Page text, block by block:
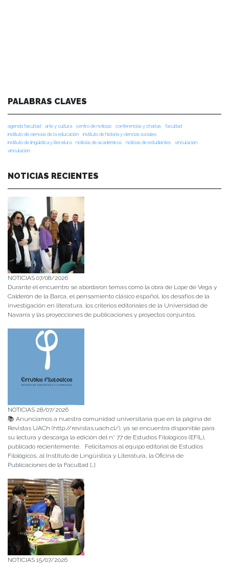
PALABRAS CLAVES
agenda facultad arte y cultura centro de noticias conferencias y charlas
facultad
instituto de ciencias de la educación
instituto de historia y ciencias sociales
instituto de lingüística y literatura
noticias de académicos noticias de estudiantes
vinculacion
vinculación
NOTICIAS RECIENTES
NOTICIAS 07/08/2026
Durante el encuentro se abordaron temas como la obra de Lope de Vega y
Calderón de la Barca, el pensamiento clásico español, los desafíos de la
investigación en literatura, los criterios editoriales de la Universidad de
Navarra y las proyecciones de publicaciones y proyectos conjuntos.
NOTICIAS 28/07/2026
📚 Anunciamos a nuestra comunidad universitaria que en la página de
Revistas UACh (http://revistas.uach.cl/), ya se encuentra disponible para
su lectura y descarga la edición del n° 77 de Estudios Filológicos (EFIL),
publicado recientemente. Felicitamos al equipo editorial de Estudios
Filológicos, al Instituto de Lingüística y Literatura, la Oficina de
Publicaciones de la Facultad […]
NOTICIAS 15/07/2026